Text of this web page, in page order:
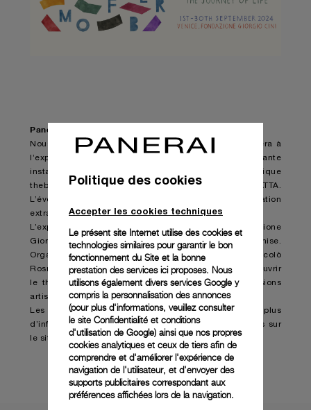
Panerai à Homo Faber 2024
Nous avons le plaisir d’annoncer que Panerai participera à
l’exposition Homo Faber 2024 et présentera une étonnante
installation lumineuse, créée par le célèbre duo artistique
thebackstudio et sélectionnée par la galerie MATTA.
L’événement de cette année promet d’être une exploration
extraordinaire de la créativité et de l’artisanat italien.
L’exposition se tiendra à l’emblématique Fondazione
Giorgio Cini, sur l’île de San Giorgio Maggiore, à Venise.
Organisé par Luca Guadagnino et l’architecte Nicolò
Rosmarini, Homo Faber 2024 invite les visiteurs à découvrir
le thème du voyage de la vie à travers des expressions
artistiques variées.
Les billets sont maintenant disponibles. Pour plus
d’informations et pour acheter des billets, rendez-vous sur
le site officiel de Homo Faber : www.homofaber.com
Politique des cookies
Accepter les cookies techniques
Le présent site Internet utilise des cookies et
technologies similaires pour garantir le bon
fonctionnement du Site et la bonne
prestation des services ici proposes. Nous
utilisons également divers services Google y
compris la personnalisation des annonces
(pour plus d'informations, veuillez consulter
le site Confidentialité et conditions
d'utilisation de Google) ainsi que nos propres
cookies analytiques et ceux de tiers afin de
comprendre et d'améliorer l'expérience de
navigation de l'utilisateur, et d'envoyer des
supports publicitaires correspondant aux
préférences affichées lors de la navigation.